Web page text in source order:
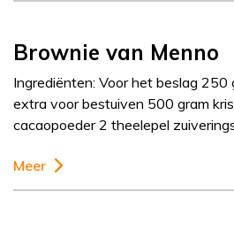
Brownie van Menno
Ingrediënten: Voor het beslag
extra voor bestuiven 500 gram
cacaopoeder 2 theelepel
Meer